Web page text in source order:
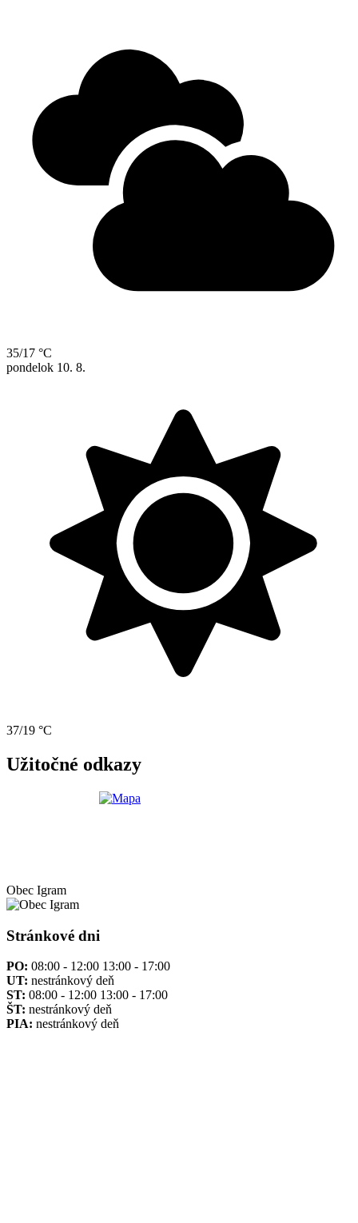
35/17 °C
pondelok 10. 8.
37/19 °C
Užitočné odkazy
Obec Igram
Stránkové dni
PO: 08:00 - 12:00 13:00 - 17:00
UT: nestránkový deň
ST: 08:00 - 12:00 13:00 - 17:00
ŠT: nestránkový deň
PIA: nestránkový deň